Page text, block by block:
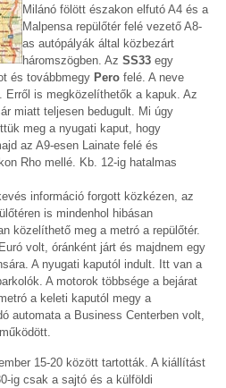
Milánó fölött északon elfutó A4 és a
Malpensa repülőtér felé vezető A8-
as autópályák által közbezárt
háromszögben. Az SS33 egy
és továbbmegy Pero felé. A neve
. Erről is megközelíthetők a kapuk. Az
miatt teljesen bedugult. Mi úgy
meg a nyugati kaput, hogy
az A9-esen Lainate felé és
Rho mellé. Kb. 12-ig hatalmas
információ forgott közkézen, az
is mindenhol hibásan
közelíthető meg a metró a repülőtér.
volt, óránként járt és majdnem egy
A nyugati kaputól indult. Itt van a
A motorok többsége a bejárat
a keleti kaputól megy a
automata a Business Centerben volt,
15-20 között tartották. A kiállítást
ig csak a sajtó és a külföldi